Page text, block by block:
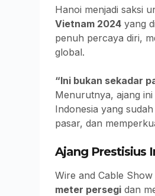
Hanoi menjadi saksi
Vietnam 2024 yang
penuh percaya diri,
global.
“Ini bukan sekadar
Menurutnya, ajang
Indonesia yang sudah
pasar, dan
Ajang Prestisius
Wire and Cable
meter persegi dan